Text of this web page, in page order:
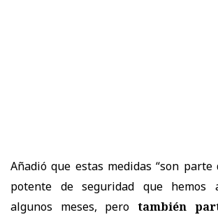
Añadió que estas medidas “son
potente de seguridad que hemos
algunos meses, pero también